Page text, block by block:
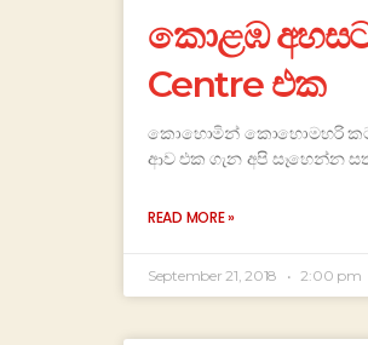
කොළඹ අහසට
Centre එක
කොහොමින් කොහොමහරි
ආව එක ගැන අපි සෑහෙන්න
READ MORE »
September 21, 2018 2:00 pm